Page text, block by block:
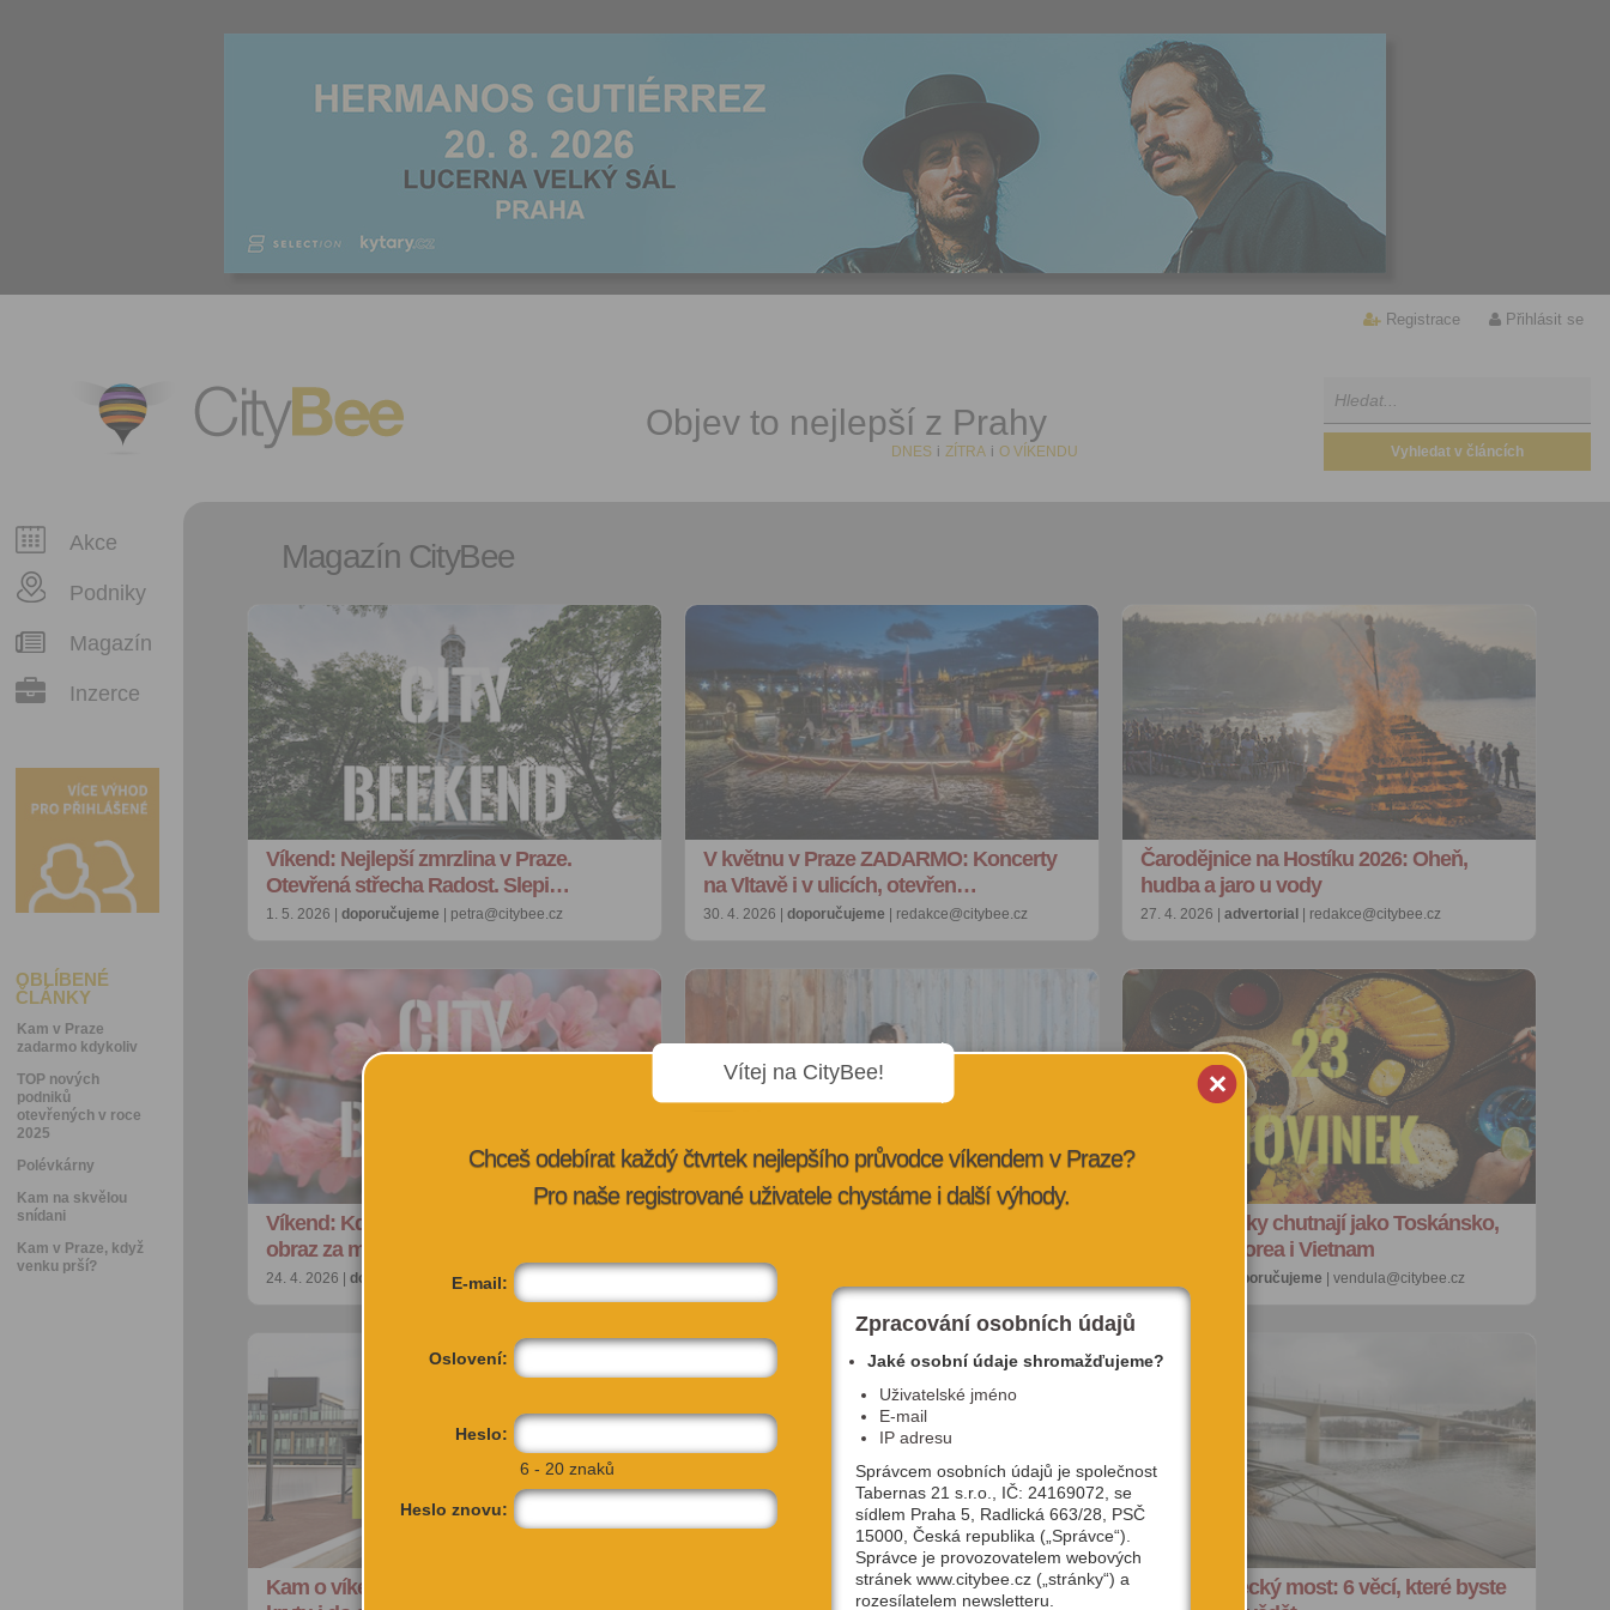
Registrace Přihlásit se
CityBee Objev to nejlepší z Prahy
DNES i ZÍTRA i O VÍKENDU
Akce
Podniky
Magazín
Inzerce
OBLÍBENÉ
ČLÁNKY
Kam v Praze
zadarmo kdykoliv
TOP nových
podniků
otevřených v roce
2025
Polévkárny
Kam na skvělou
snídani
Kam v Praze, když
venku prší?
Magazín CityBee
Víkend: Nejlepší zmrzlina v Praze.
Otevřená střecha Radost. Slepi…
1. 5. 2026 | doporučujeme | petra@citybee.cz
V květnu v Praze ZADARMO: Koncerty
na Vltavě i v ulicích, otevřen…
30. 4. 2026 | doporučujeme | redakce@citybee.cz
Čarodějnice na Hostíku 2026: Oheň,
hudba a jaro u vody
27. 4. 2026 | advertorial | redakce@citybee.cz
Víkend: Kde to kvete, kam na brunch &
obraz za miliony
24. 4. 2026 | doporučujeme | petra@citybee.cz 22. 4. 2026 |
Nové podniky chutnají jako Toskánsko,
Beskydy, Korea i Vietnam
doporučujeme | vendula@citybee.cz
Kam o víkendu: Zdarma na Hrad, do
SOUTĚŽ: Chcete vypelichaného klauna a
Nový Dvorecký most: 6 věcí, které byste
Vítej na CityBee!
Chceš odebírat každý čtvrtek nejlepšího průvodce víkendem v Praze?
Pro naše registrované uživatele chystáme i další výhody.
E-mail:
Oslovení:
Heslo:
6 - 20 znaků
Heslo znovu:
Zpracování osobních údajů
Jaké osobní údaje shromažďujeme?
Uživatelské jméno
E-mail
IP adresu
Správcem osobních údajů je společnost
Tabernas 21 s.r.o., IČ: 24169072, se
sídlem Praha 5, Radlická 663/28, PSČ
15000, Česká republika („Správce“).
Správce je provozovatelem webových
stránek www.citybee.cz („stránky“) a
rozesílatelem newsletteru.